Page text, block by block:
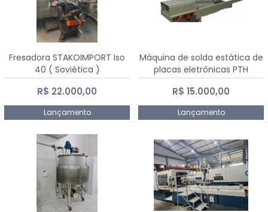
Fresadora STAKOIMPORT Iso
40 ( Soviética )
R$ 22.000,00
Lançamento
Máquina de solda estática de
placas eletrônicas PTH
DIALSAT
R$ 15.000,00
Lançamento